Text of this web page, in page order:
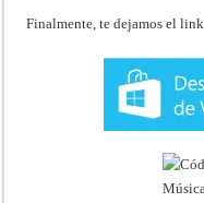
Finalmente, te dejamos el